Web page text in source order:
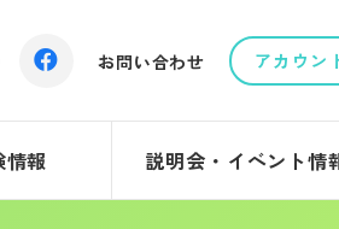
お問い合わせ アカウン
情報 説明会・イベント情